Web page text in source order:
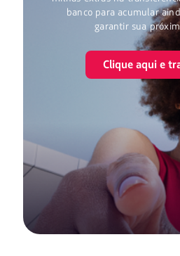
banco para acumular
garantir sua
Clique aqui e